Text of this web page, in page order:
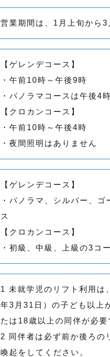
営業期間は、1月上旬から3
【ゲレンデコース】
・午前10時～午後9時
・パノラマコースは午後4
【クロカンコース】
・午前10時～午後4時
・夜間照明はありません
【ゲレンデコース】
・パノラマ、シルバー、
ス
【クロカンコース】
・初級、中級、上級の3コ
1 未就学児のリフト利用は
年3月31日）の子ども以上
たは18歳以上の同伴が必要
2 同伴者は必ず前か後ろの
喚起をしてください。